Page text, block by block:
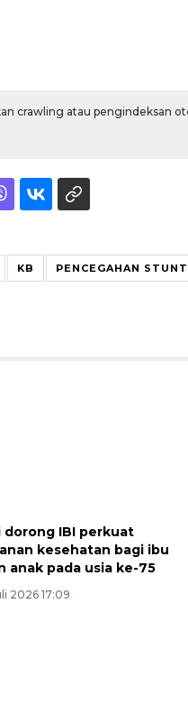
crawling atau pengindeksan
KB PENCEGAHAN
dorong IBI perkuat
kesehatan bagi ibu
anak pada usia ke-75
2026 17:09